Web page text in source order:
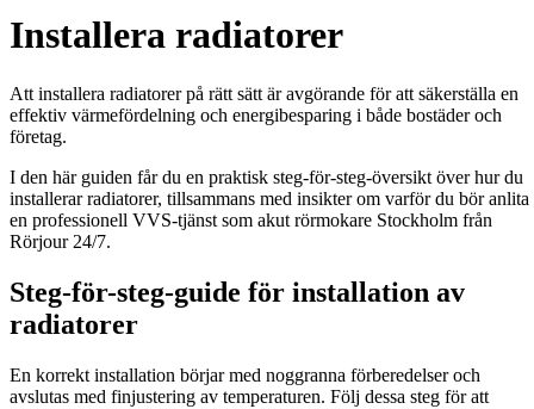
Installera radiatorer
Att installera radiatorer på rätt sätt är avgörande för att säkerställa en
effektiv värmefördelning och energibesparing i både bostäder och
företag.
I den här guiden får du en praktisk steg-för-steg-översikt över hur du
installerar radiatorer, tillsammans med insikter om varför du bör anlita
en professionell VVS-tjänst som akut rörmokare Stockholm från
Rörjour 24/7.
Steg-för-steg-guide för installation av
radiatorer
En korrekt installation börjar med noggranna förberedelser och
avslutas med finjustering av temperaturen. Följ dessa steg för att